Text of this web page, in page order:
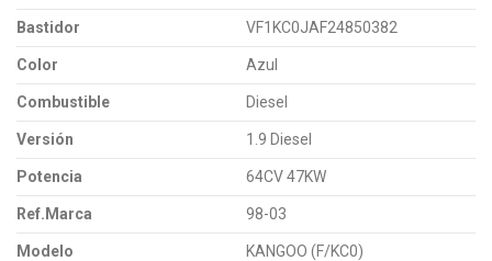
Bastidor VF1KC0JAF24850382
Color Azul
Combustible Diesel
Versión 1.9 Diesel
Potencia 64CV 47KW
Ref.Marca 98-03
Modelo KANGOO (F/KC0)